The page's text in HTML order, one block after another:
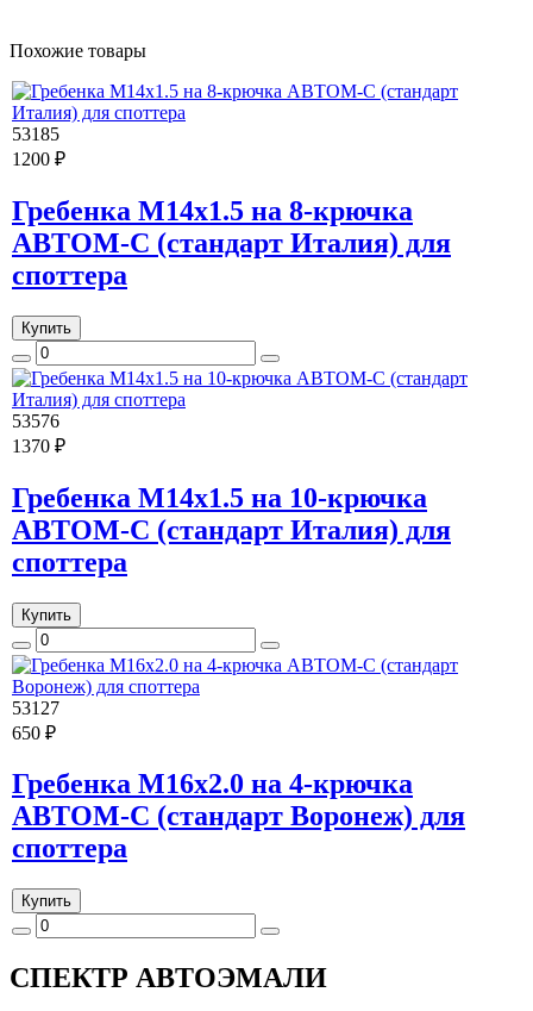
Похожие товары
53185
1200 ₽
Гребенка М14х1.5 на 8-крючка
АВТОМ-С (стандарт Италия) для
споттера
Купить
53576
1370 ₽
Гребенка М14х1.5 на 10-крючка
АВТОМ-С (стандарт Италия) для
споттера
Купить
53127
650 ₽
Гребенка М16х2.0 на 4-крючка
АВТОМ-С (стандарт Воронеж) для
споттера
Купить
СПЕКТР АВТОЭМАЛИ